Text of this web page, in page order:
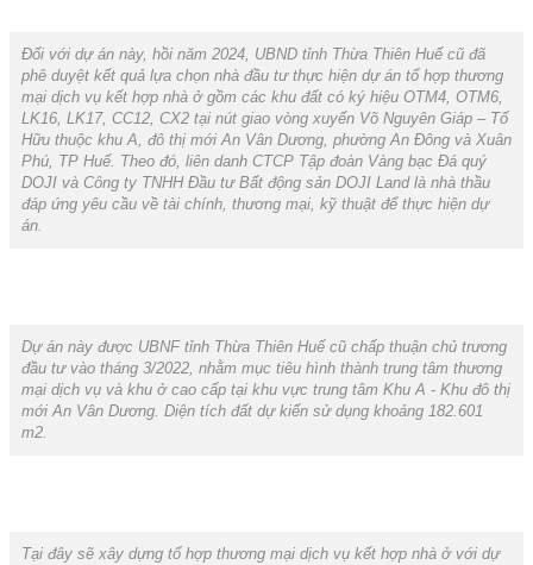
Đối với dự án này, hồi năm 2024, UBND tỉnh Thừa Thiên Huế cũ đã
phê duyệt kết quả lựa chọn nhà đầu tư thực hiện dự án tổ hợp thương
mại dịch vụ kết hợp nhà ở gồm các khu đất có ký hiệu OTM4, OTM6,
LK16, LK17, CC12, CX2 tại nút giao vòng xuyến Võ Nguyên Giáp – Tố
Hữu thuộc khu A, đô thị mới An Vân Dương, phường An Đông và Xuân
Phú, TP Huế. Theo đó, liên danh CTCP Tập đoàn Vàng bạc Đá quý
DOJI và Công ty TNHH Đầu tư Bất động sản DOJI Land là nhà thầu
đáp ứng yêu cầu về tài chính, thương mại, kỹ thuật để thực hiện dự
án.
Dự án này được UBNF tỉnh Thừa Thiên Huế cũ chấp thuận chủ trương
đầu tư vào tháng 3/2022, nhằm mục tiêu hình thành trung tâm thương
mại dịch vụ và khu ở cao cấp tại khu vực trung tâm Khu A - Khu đô thị
mới An Vân Dương. Diện tích đất dự kiến sử dụng khoảng 182.601
m2.
Tại đây sẽ xây dựng tổ hợp thương mại dịch vụ kết hợp nhà ở với dự